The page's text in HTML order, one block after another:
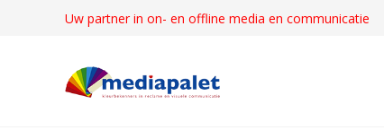
Uw partner in on- en offline media en communicatie